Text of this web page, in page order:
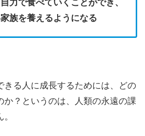
力で食べていくことができ、
族を養えるようになる
きる人に成長するためには、どの
か？というのは、人類の永遠の課